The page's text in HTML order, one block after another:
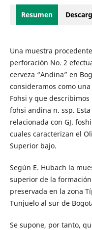
Resumen
Una muestra
perforación No. 2
cerveza “Andina” en
consideramos como
Fohsi y que
fohsi andina n. ssp.
relacionada con GJ.
cuales caracterizan el
Superior bajo.
Según E. Hubach la
superior de la
preservada en la zona
Tunjuelo al sur de
Se supone, por tanto,